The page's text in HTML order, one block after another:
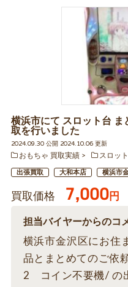
横浜市にて スロット台 ま
取を行いました
2024.09.30 公開 2024.10.06 更新
おもちゃ 買取実績
スロッ
出張買取 大和本店 横浜市
買取価格 7,000円
担当バイヤーからのコ
横浜市金沢区にお住
品とまとめてのご依
2 コイン不要機/ の